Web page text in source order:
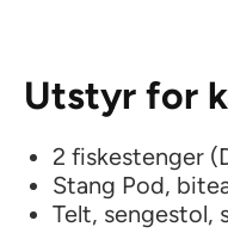
Utstyr for
2 fiskestenger
Stang Pod,
Telt, sengestol,